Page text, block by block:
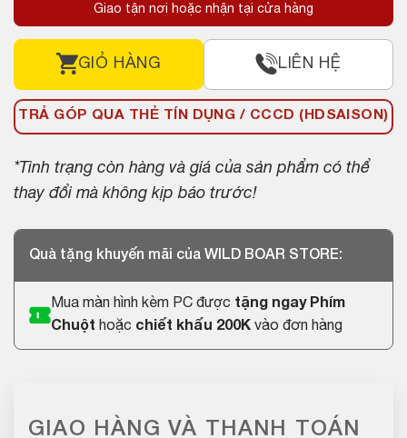
Giao tận nơi hoặc nhận tại cửa hàng
GIỎ HÀNG LIÊN HỆ
TRẢ GÓP QUA THẺ TÍN DỤNG / CCCD (HDSAISON)
*Tình trạng còn hàng và giá của sản phẩm có thể
thay đổi mà không kịp báo trước!
Quà tặng khuyến mãi của WILD BOAR STORE:
Mua màn hình kèm PC được tặng ngay Phím
Chuột hoặc chiết khấu 200K vào đơn hàng
GIAO HÀNG VÀ THANH TOÁN